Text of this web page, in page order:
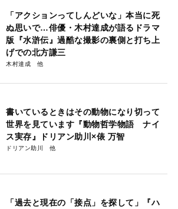
「アクションってしんどいな」本当に死
ぬ思いで…俳優・木村達成が語るドラマ
版『水滸伝』過酷な撮影の裏側と打ち上
げでの北方謙三
木村達成
書いているときはその動物になり切って
世界を見ています『動物哲学物語 ナイ
ス実存』ドリアン助川×俵 万智
ドリアン助川
「過去と現在の「接点」を探して」『ハ